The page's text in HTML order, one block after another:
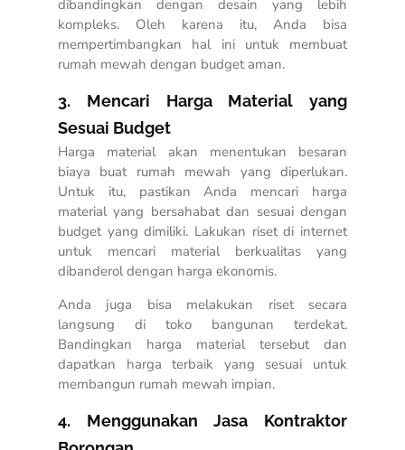
dibandingkan dengan desain yang lebih
kompleks. Oleh karena itu, Anda bisa
mempertimbangkan hal ini untuk membuat
rumah mewah dengan budget aman.
3. Mencari Harga Material yang
Sesuai Budget
Harga material akan menentukan besaran
biaya buat rumah mewah yang diperlukan.
Untuk itu, pastikan Anda mencari harga
material yang bersahabat dan sesuai dengan
budget yang dimiliki. Lakukan riset di internet
untuk mencari material berkualitas yang
dibanderol dengan harga ekonomis.
Anda juga bisa melakukan riset secara
langsung di toko bangunan terdekat.
Bandingkan harga material tersebut dan
dapatkan harga terbaik yang sesuai untuk
membangun rumah mewah impian.
4. Menggunakan Jasa Kontraktor